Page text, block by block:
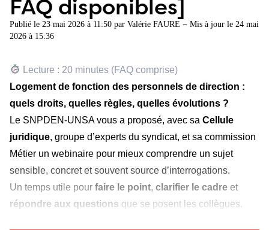
FAQ disponibles]
Publié le 23 mai 2026 à 11:50 par Valérie FAURE − Mis à jour le 24 mai
2026 à 15:36
Lecture : 20 minutes (FAQ comprise)
Logement de fonction des personnels de direction :
quels droits, quelles règles, quelles évolutions ?
Le SNPDEN-UNSA vous a proposé, avec sa Cellule
juridique, groupe d’experts du syndicat, et sa commission
Métier un webinaire pour mieux comprendre un sujet
sensible, concret et souvent source d’interrogations.
Un temps utile pour faire le point, clarifier le cadre et
répondre aux questions que se posent les collègues.